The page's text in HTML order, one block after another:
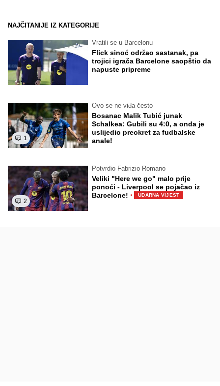
NAJČITANIJE IZ KATEGORIJE
Vratili se u Barcelonu
Flick sinoć održao sastanak, pa
trojici igrača Barcelone saopštio da
napuste pripreme
1
Ovo se ne viđa često
Bosanac Malik Tubić junak
Schalkea: Gubili su 4:0, a onda je
uslijedio preokret za fudbalske
anale!
2
Potvrdio Fabrizio Romano
Veliki "Here we go" malo prije
ponoći - Liverpool se pojačao iz
Barcelone! · UDARNA VIJEST